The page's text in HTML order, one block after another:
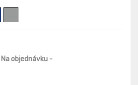
Na objednávku -